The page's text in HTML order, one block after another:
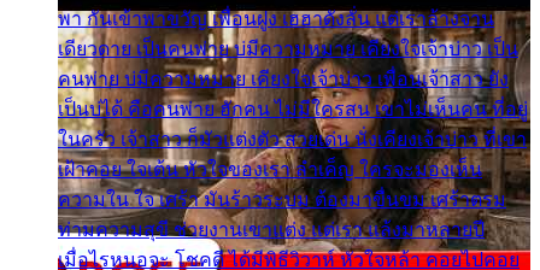
พา กันเข้าพาขวัญ เพื่อนฝูง เฮฮาดังลั่น แต่เราล้างจาน
เดียวดาย เป็นคนพ่าย บ่มีความหมาย เคียงใจเจ้าบ่าว เป็น
คนพ่าย บ่มีความหมาย เคียงใจเจ้าบ่าว เพื่อนเจ้าสาว ยัง
เป็นบ่ได้ คือคนพ่าย ฮักคน ไม่มีใครสน เขาไม่เห็นคน ที่อยู่
ในครัว เจ้าสาว ก็มัวแต่งตัว สวยเด่น นั่งเคียงเจ้าบ่าว ที่เขา
เฝ้าคอย ใจเต้น หัวใจของเรา ลำเค็ญ ใครจะมองเห็น
ความใน ใจ เศร้า มันร้าวระบม ต้องมาขื่นขม เศร้าตรม
ท่ามความสุขี ช่วยงานเขาแต่ง แต่เรา แล้งมาหลายปี
เมื่อไรหนอจะ โชคดี ได้มีพิธีวิวาห์ หัวใจหล้า คอยไปคอย